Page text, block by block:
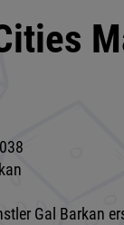
Gal Barkan